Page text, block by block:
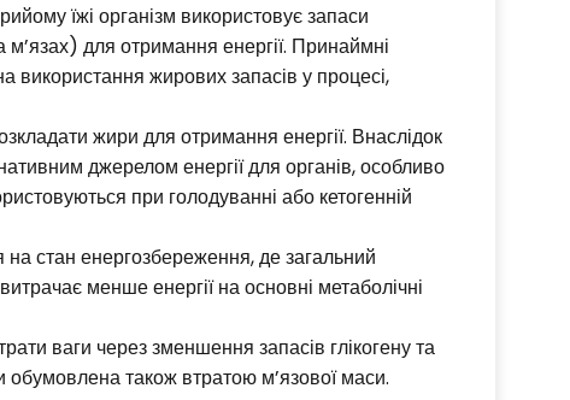
їжі організм використовує запаси
м’язах) для отримання енергії. Принаймні
використання жирових запасів у процесі,
жири для отримання енергії. Внаслідок
джерелом енергії для органів, особливо
при голодуванні або кетогенній
стан енергозбереження, де загальний
менше енергії на основні метаболічні
ваги через зменшення запасів глікогену та
також втратою м’язової маси.